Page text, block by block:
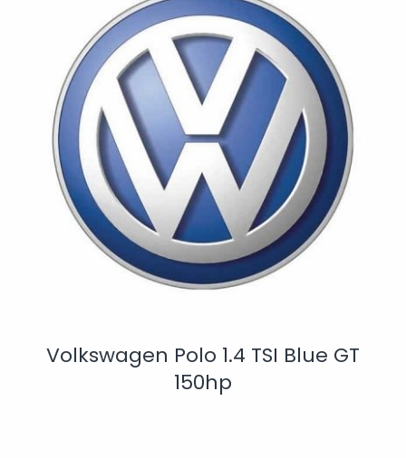
Volkswagen Polo 1.4 TSI Blue GT
150hp